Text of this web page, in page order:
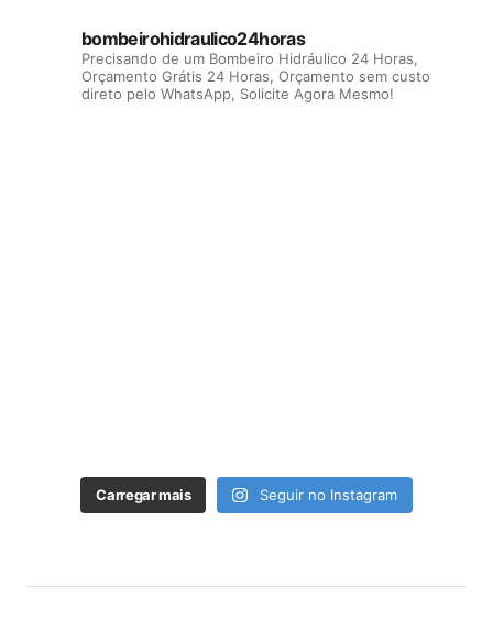
bombeirohidraulico24horas
Precisando de um Bombeiro Hidráulico 24 Horas,
Orçamento Grátis 24 Horas, Orçamento sem custo
direto pelo WhatsApp, Solicite Agora Mesmo!
Carregar mais Seguir no Instagram